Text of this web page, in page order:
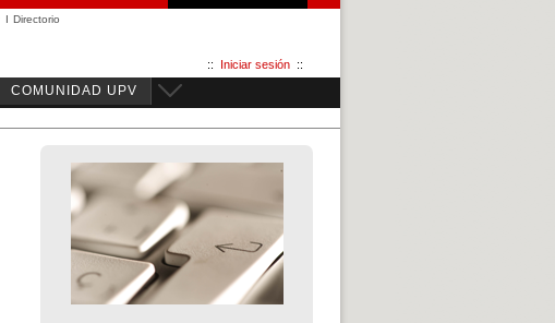
I Directorio
:: Iniciar sesión ::
COMUNIDAD UPV